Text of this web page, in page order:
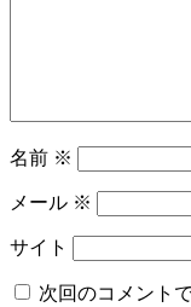
名前 ※
メール ※
サイト
次回のコメント